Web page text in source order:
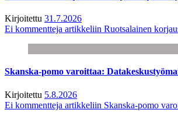
Kirjoitettu 31.7.2026
Ei kommentteja artikkeliin Ruotsalainen
Skanska-pomo varoittaa:
Kirjoitettu 5.8.2026
Ei kommentteja artikkeliin Skanska-pomo